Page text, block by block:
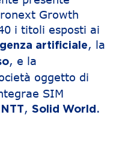
Growth
i titoli esposti ai
artificiale, la
, e la
oggetto di
SIM
, Solid World .